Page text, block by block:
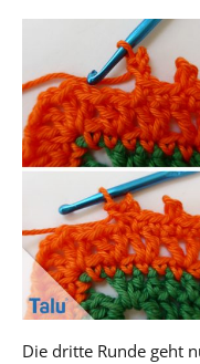
Die dritte Runde geht